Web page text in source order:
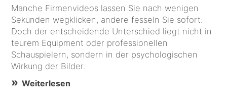
Manche Firmenvideos lassen Sie nach wenigen
Sekunden wegklicken, andere fesseln Sie sofort.
Doch der entscheidende Unterschied liegt nicht in
teurem Equipment oder professionellen
Schauspielern, sondern in der psychologischen
Wirkung der Bilder.
Weiterlesen